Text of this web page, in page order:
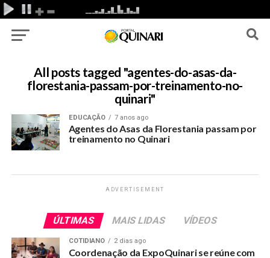
All posts tagged "agentes-do-asas-da-
florestania-passam-por-treinamento-no-
quinari"
EDUCAÇÃO 7 anos ago
Agentes do Asas da Florestania passam por
treinamento no Quinari
ADVERTISEMENT
ÚLTIMAS MAIS LIDAS VÍDEOS
COTIDIANO 2 dias ago
Coordenação da ExpoQuinari se reúne com